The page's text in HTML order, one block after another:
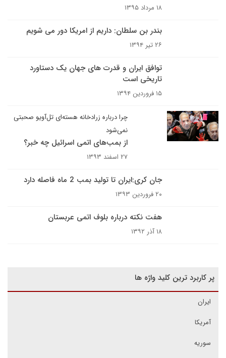
۱۸ مرداد ۱۳۹۵
بندر بن سلطان: داریم از امریکا دور می شویم
۲۶ تیر ۱۳۹۴
توافق ایران و قدرت های جهان یک دستاورد
تاریخی است
۱۵ فروردین ۱۳۹۴
چرا درباره زرادخانه هسته‌ای تل‌آویو صحبتی
نمی‌شود
از بمب‌های اتمی اسرائیل چه خبر؟
۲۷ اسفند ۱۳۹۳
جان کری:ایران تا تولید بمب 2 ماه فاصله دارد
۲۰ فروردین ۱۳۹۳
هفت نکته درباره بلوف اتمی عربستان
۱۸ آذر ۱۳۹۲
پر کاربرد ترین کلید واژه ها
ایران
آمریکا
سوریه